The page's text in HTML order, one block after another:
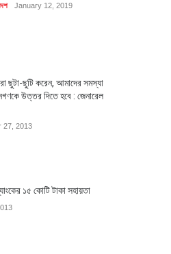
January 12, 2019
ছুটা-ছুটি করেন, আমাদের সমস্যা
উত্তর দিতে হবে : জেনারেল
27, 2013
১৫ কোটি টাকা সহায়তা